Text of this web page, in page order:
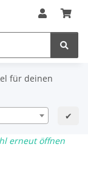
für deinen
✔
erneut öffnen